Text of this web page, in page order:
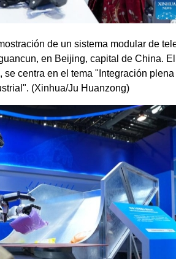
de un sistema modular de
en Beijing, capital de China.
centra en el tema "Integración
(Xinhua/Ju Huanzong)